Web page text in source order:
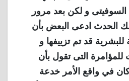
السوفيتى و لكن بعد مرور
الحدث ادعى البعض بأن
للبشرية قد تم تزييفها و
التى تقول بأن
في واقع الأمر خدعة